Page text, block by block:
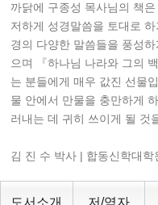
까닭에 구종성 목사님의 책
저하게 성경말씀을 토대로
경의 다양한 말씀들을 풍성
으며 『하나님 나라와 그의
는 분들에게 매우 값진 선물
물 안에서 만물을 충만하게
러내는 데 귀히 쓰이게 될 것
김 진 수 박사 | 합동신학대